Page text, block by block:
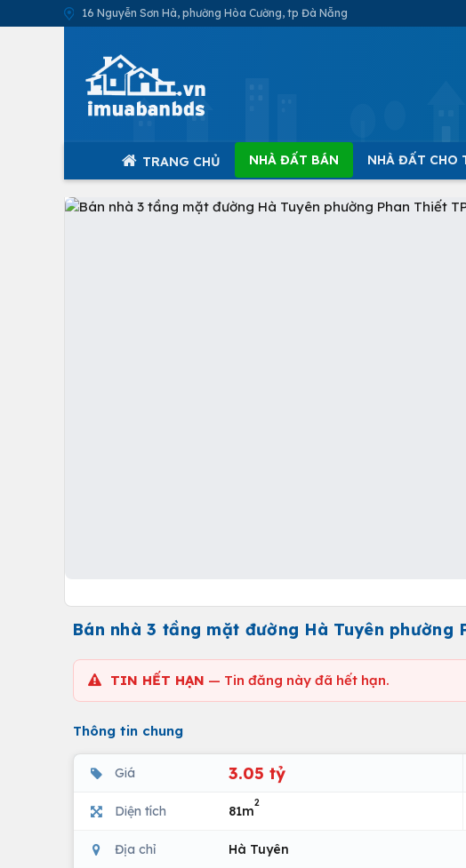
16 Nguyễn Sơn Hà, phường Hòa Cường, tp Đà Nẵng
TRANG CHỦ NHÀ ĐẤT BÁN NHÀ ĐẤT CHO
Bán nhà 3 tầng mặt đường Hà Tuyên phường
TIN HẾT HẠN — Tin đăng này đã hết hạn.
Thông tin chung
Giá 3.05 tỷ
Diện tích 81m
2
Địa chỉ Hà Tuyên